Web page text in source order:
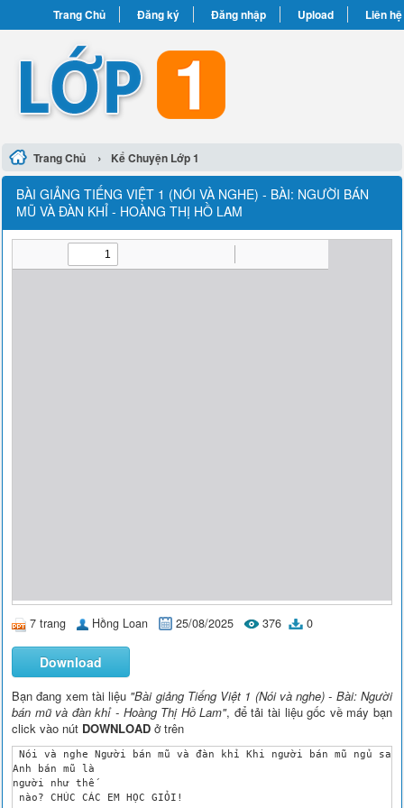
Trang Chủ Đăng ký Đăng nhập Upload Liên hệ
Trang Chủ › Kể Chuyện Lớp 1
BÀI GIẢNG TIẾNG VIỆT 1 (NÓI VÀ NGHE) - BÀI: NGƯỜI BÁN
MŨ VÀ ĐÀN KHỈ - HOÀNG THỊ HỒ LAM
7 trang Hồng Loan 25/08/2025 376 0
Download
Bạn đang xem tài liệu "Bài giảng Tiếng Việt 1 (Nói và nghe) - Bài: Người
bán mũ và đàn khỉ - Hoàng Thị Hồ Lam", để tải tài liệu gốc về máy bạn
click vào nút DOWNLOAD ở trên
Nói và nghe Người bán mũ và đàn khỉ Khi người bán mũ ngủ
Anh bán mũ là
người như thế
nào? CHÚC CÁC EM HỌC GIỎI!